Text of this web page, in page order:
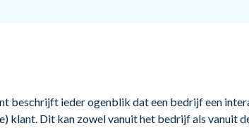
beschrijft ieder ogenblik dat een bedrijf een
klant. Dit kan zowel vanuit het bedrijf als vanuit